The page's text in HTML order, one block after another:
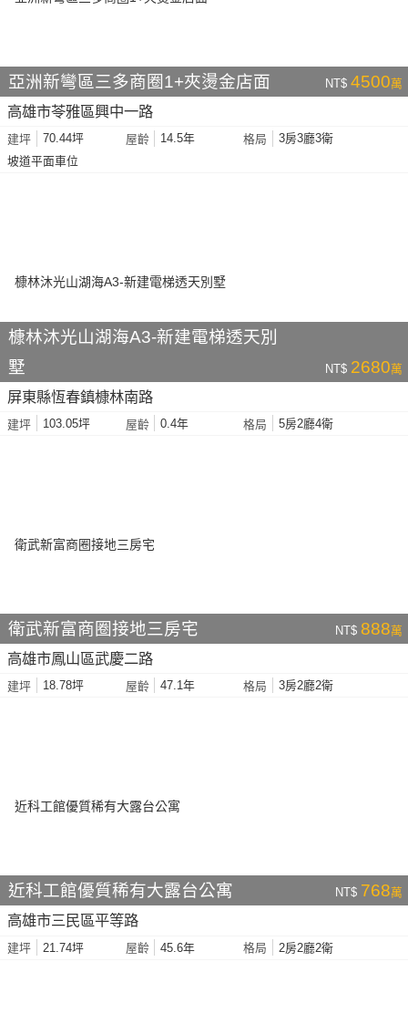
亞洲新彎區三多商圈1+夾燙金店面 NT$ 4500萬
高雄市苓雅區興中一路
建坪 70.44坪 屋齡 14.5年 格局
3房3廳3衛
坡道平面車位
槺林沐光山湖海A3-新建電梯透天別
墅
NT$ 2680萬
屏東縣恆春鎮槺林南路
建坪 103.05坪 屋齡 0.4年 格局 5房2廳4衛
衛武新富商圈接地三房宅 NT$ 888萬
高雄市鳳山區武慶二路
建坪 18.78坪 屋齡 47.1年 格局 3房2廳2衛
近科工館優質稀有大露台公寓 NT$ 768萬
高雄市三民區平等路
建坪 21.74坪 屋齡 45.6年 格局 2房2廳2衛